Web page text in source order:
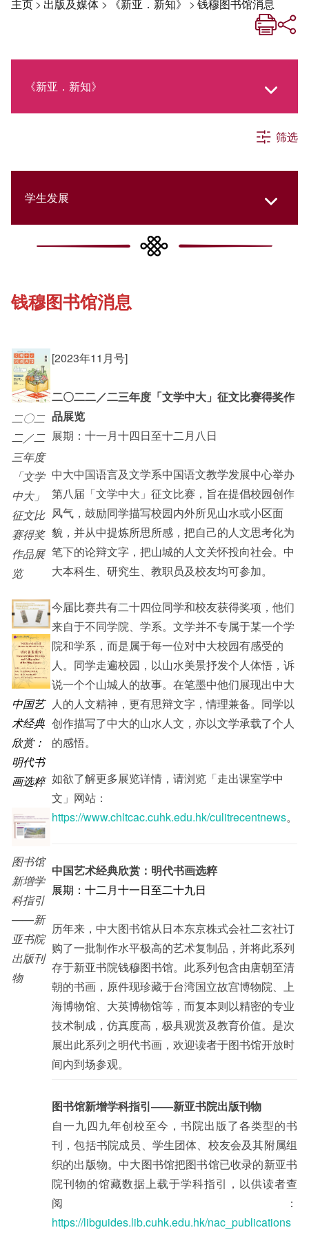
主页> 出版及媒体 > 《新亚．新知》 > 钱穆图书馆消息
《新亚．新知》
社交媒体专栏
《新亚简讯》
《新亚书院概览》
其他书院出版
新亚影集
影片库
筛选
学生发展
College Updates
Cultural Topics
Staff Engagement
Alumni Connections
钱穆图书馆消息
二〇二
二／二
三年度
「文学
中大」
征文比
赛得奖
作品展
览
中国艺
术经典
欣赏：
明代书
画选粹
图书馆
新增学
科指引
——新
亚书院
出版刊
物
[2023年11月号]
二〇二二／二三年度「文学中大」征文比赛得奖作
品展览
展期：十一月十四日至十二月八日
中大中国语言及文学系中国语文教学发展中心举办
第八届「文学中大」征文比赛，旨在提倡校园创作
风气，鼓励同学描写校园内外所见山水或小区面
貌，并从中提炼所思所感，把自己的人文思考化为
笔下的论辩文字，把山城的人文关怀投向社会。中
大本科生、研究生、教职员及校友均可参加。
今届比赛共有二十四位同学和校友获得奖项，他们
来自于不同学院、学系。文学并不专属于某一个学
院和学系，而是属于每一位对中大校园有感受的
人。同学走遍校园，以山水美景抒发个人体悟，诉
说一个个山城人的故事。在笔墨中他们展现出中大
人的人文精神，更有思辩文字，情理兼备。同学以
创作描写了中大的山水人文，亦以文学承载了个人
的感悟。
如欲了解更多展览详情，请浏览「走出课室学中
文」网站：
https://www.chltcac.cuhk.edu.hk/culitrecentnews。
中国艺术经典欣赏：明代书画选粹
展期：十二月十一日至二十九日
历年来，中大图书馆从日本东京株式会社二玄社订
购了一批制作水平极高的艺术复制品，并将此系列
存于新亚书院钱穆图书馆。此系列包含由唐朝至清
朝的书画，原件现珍藏于台湾国立故宫博物院、上
海博物馆、大英博物馆等，而复本则以精密的专业
技术制成，仿真度高，极具观赏及教育价值。是次
展出此系列之明代书画，欢迎读者于图书馆开放时
间内到场参观。
图书馆新增学科指引——新亚书院出版刊物
自一九四九年创校至今，书院出版了各类型的书
刊，包括书院成员、学生团体、校友会及其附属组
织的出版物。中大图书馆把图书馆已收录的新亚书
院刊物的馆藏数据上载于学科指引，以供读者查
阅：
https://libguides.lib.cuhk.edu.hk/nac_publications